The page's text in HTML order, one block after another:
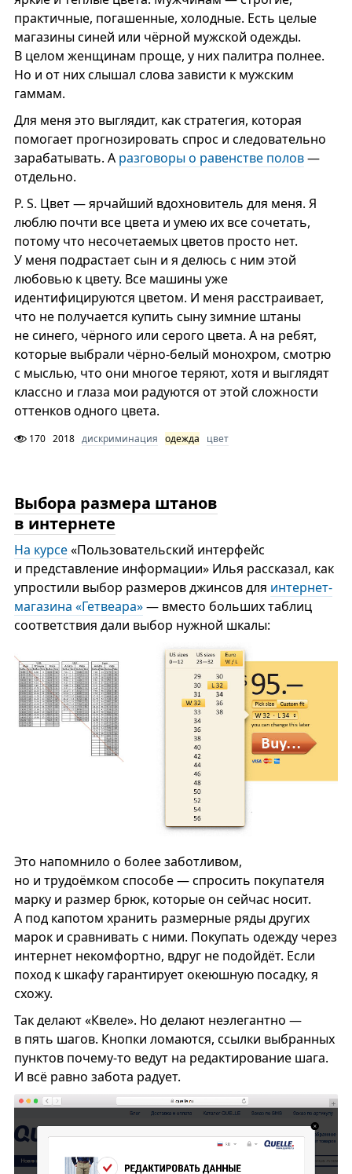
практичные, погашенные, холодные. Есть целые
магазины синей или чёрной мужской одежды.
В целом женщинам проще, у них палитра полнее.
Но и от них слышал слова зависти к мужским
гаммам.
Для меня это выглядит, как стратегия, которая
помогает прогнозировать спрос и следовательно
зарабатывать. А разговоры о равенстве полов—
отдельно.
P. S. Цвет — ярчайший вдохновитель для меня. Я
люблю почти все цвета и умею их все сочетать,
потому что несочетаемых цветов просто нет.
У меня подрастает сын и я делюсь с ним этой
любовью к цвету. Все машины уже
идентифицируются цветом. И меня расстраивает,
что не получается купить сыну зимние штаны
не синего, чёрного или серого цвета. А на ребят,
которые выбрали чёрно-белый монохром, смотрю
с мыслью, что они многое теряют, хотя и выглядят
классно и глаза мои радуются от этой сложности
оттенков одного цвета.
170 2018 дискриминация одежда цвет
Выбора размера штанов
в интернете
На курсе«Пользовательский интерфейс
и представление информации» Илья рассказал, как
упростили выбор размеров джинсов для интернет-
магазина «Гетвеара»— вместо больших таблиц
соответствия дали выбор нужной шкалы:
Это напомнило о более заботливом,
но и трудоёмком способе — спросить покупателя
марку и размер брюк, которые он сейчас носит.
А под капотом хранить размерные ряды других
марок и сравнивать с ними. Покупать одежду через
интернет некомфортно, вдруг не подойдёт. Если
поход к шкафу гарантирует океюшную посадку, я
схожу.
Так делают «Квеле». Но делают неэлегантно —
в пять шагов. Кнопки ломаются, ссылки выбранных
пунктов почему-то ведут на редактирование шага.
И всё равно забота радует.